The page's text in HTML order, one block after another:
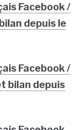
Facebook /
depuis le
Facebook /
bilan depuis